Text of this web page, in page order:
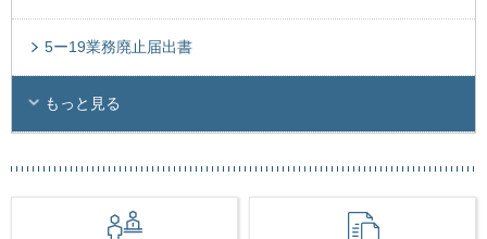
5ー19業務廃止届出書
もっと見る